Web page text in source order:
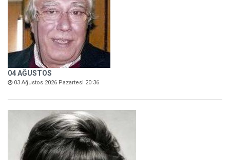
04 AĞUSTOS
03 Ağustos 2026 Pazartesi 20:36